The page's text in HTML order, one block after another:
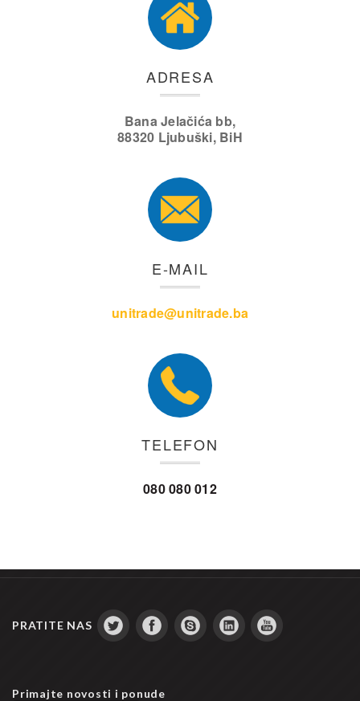
ADRESA
Bana Jelačića bb,
88320 Ljubuški, BiH
E-MAIL
unitrade@unitrade.ba
TELEFON
080 080 012
PRATITE NAS
Primajte novosti i ponude